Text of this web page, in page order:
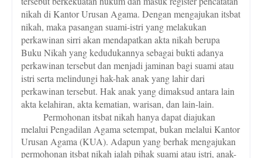
nikah di Kantor Urusan Agama. Dengan mengajukan itsbat
nikah, maka pasangan suami-istri yang melakukan
perkawinan sirri akan mendapatkan akta nikah berupa
Buku Nikah yang kedudukannya sebagai bukti adanya
perkawinan tersebut dan menjadi jaminan bagi suami atau
istri serta melindungi hak-hak anak yang lahir dari
perkawinan tersebut. Hak anak yang dimaksud antara lain
akta kelahiran, akta kematian, warisan, dan lain-lain.
Permohonan itsbat nikah hanya dapat diajukan
melalui Pengadilan Agama setempat, bukan melalui Kantor
Urusan Agama (KUA). Adapun yang berhak mengajukan
permohonan itsbat nikah ialah pihak suami atau istri, anak-